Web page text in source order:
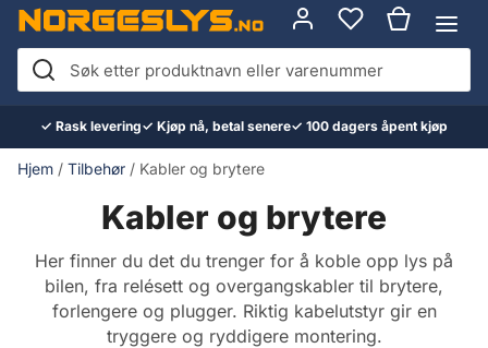
Hopp
innhold
Søk
etter
produktnavn
eller
✓ Rask levering✓ Kjøp nå, betal senere✓ 100 dagers åpent kjøp
Hjem / Tilbehør / Kabler og brytere
Kabler og brytere
Her finner du det du trenger for å koble opp lys på
bilen, fra relésett og overgangskabler til brytere,
forlengere og plugger. Riktig kabelutstyr gir en
tryggere og ryddigere montering.